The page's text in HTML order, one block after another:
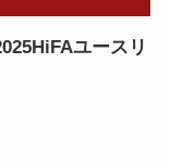
ユースリ